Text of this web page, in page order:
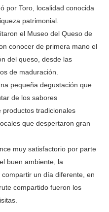
por Toro, localidad conocida
patrimonial.
el Museo del Queso de
conocer de primera mano el
del queso, desde las
de maduración.
pequeña degustación que
de los sabores
tradicionales
que despertaron gran
muy satisfactorio por parte
buen ambiente, la
un día diferente, en
compartido fueron los